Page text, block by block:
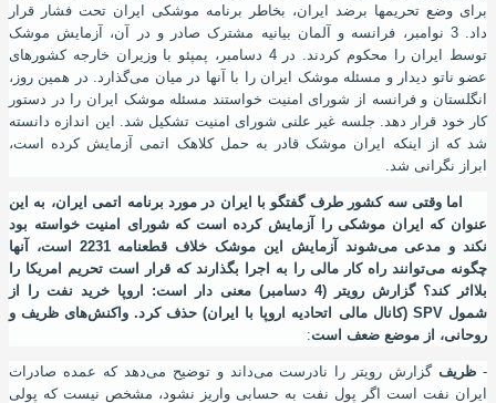
برای وضع تحریمها برضد ایران، بخاطر برنامه موشکی ایران تحت فشار قرار
داد. 3 نوامبر، فرانسه و آلمان بیانیه مشترک صادر و در آن، آزمایش موشک
توسط ایران را محکوم کردند. در 4 دسامبر، پمپئو با وزیران خارجه کشورهای
عضو ناتو دیدار و مسئله موشک ایران را با آنها در میان می‌گذارد. در همین روز،
انگلستان و فرانسه از شورای امنیت خواستند مسئله موشک ایران را در دستور
کار خود قرار دهد. جلسه غیر علنی شورای امنیت تشکیل شد. این اندازه دانسته
شد که از اینکه ایران موشک قادر به حمل کلاهک اتمی آزمایش کرده است،
ابراز نگرانی شد.
اما وقتی سه کشور طرف گفتگو با ایران در مورد برنامه اتمی ایران، به این
عنوان که ایران موشکی را آزمایش کرده‌ است که شورای امنیت خواسته بود
نکند و مدعی می‌شوند آزمایش این موشک خلاف قطعنامه 2231 است، آنها
چگونه می‌توانند راه کار مالی را به اجرا بگذارند که قرار است تحریم امریکا را
بلااثر کند؟ گزارش رویتر (4 دسامبر) معنی دار است: اروپا خرید نفت را از
شمولSPV (کانال مالی اتحادیه اروپا با ایران) حذف کرد. واکنش‌های ظریف و
روحانی، از موضع ضعف است:
- ظریفگزارش رویتر را نادرست می‌داند و توضیح می‌دهد که عمده صادرات
ایران نفت است اگر پول نفت به حسابی واریز نشود، مشخص نیست که پولی